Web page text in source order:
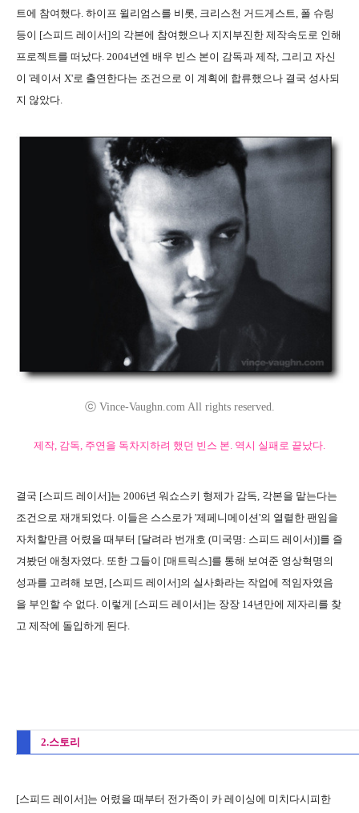
트에 참여했다. 하이프 윌리엄스를 비롯, 크리스천 거드게스트, 폴 슈링
등이 [스피드 레이서]의 각본에 참여했으나 지지부진한 제작속도로 인해
프로젝트를 떠났다. 2004년엔 배우 빈스 본이 감독과 제작, 그리고 자신
이 '레이서 X'로 출연한다는 조건으로 이 계획에 합류했으나 결국 성사되
지 않았다.
ⓒ Vince-Vaughn.com All rights reserved.
제작, 감독, 주연을 독차지하려 했던 빈스 본. 역시 실패로 끝났다.
결국 [스피드 레이서]는 2006년 워쇼스키 형제가 감독, 각본을 맡는다는
조건으로 재개되었다. 이들은 스스로가 '제페니메이션'의 열렬한 팬임을
자처할만큼 어렸을 때부터 [달려라 번개호 (미국명: 스피드 레이서)]를 즐
겨봤던 애청자였다. 또한 그들이 [매트릭스]를 통해 보여준 영상혁명의
성과를 고려해 보면, [스피드 레이서]의 실사화라는 작업에 적임자였음
을 부인할 수 없다. 이렇게 [스피드 레이서]는 장장 14년만에 제자리를 찾
고 제작에 돌입하게 된다.
2.스토리
[스피드 레이서]는 어렸을 때부터 전가족이 카 레이싱에 미치다시피한